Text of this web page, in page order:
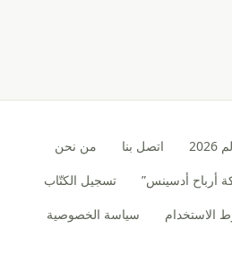
اتصل بنا
من نحن
أرباح أدسينس”
تسجيل الكتّاب
الاستخدام سياسة الخصوصية